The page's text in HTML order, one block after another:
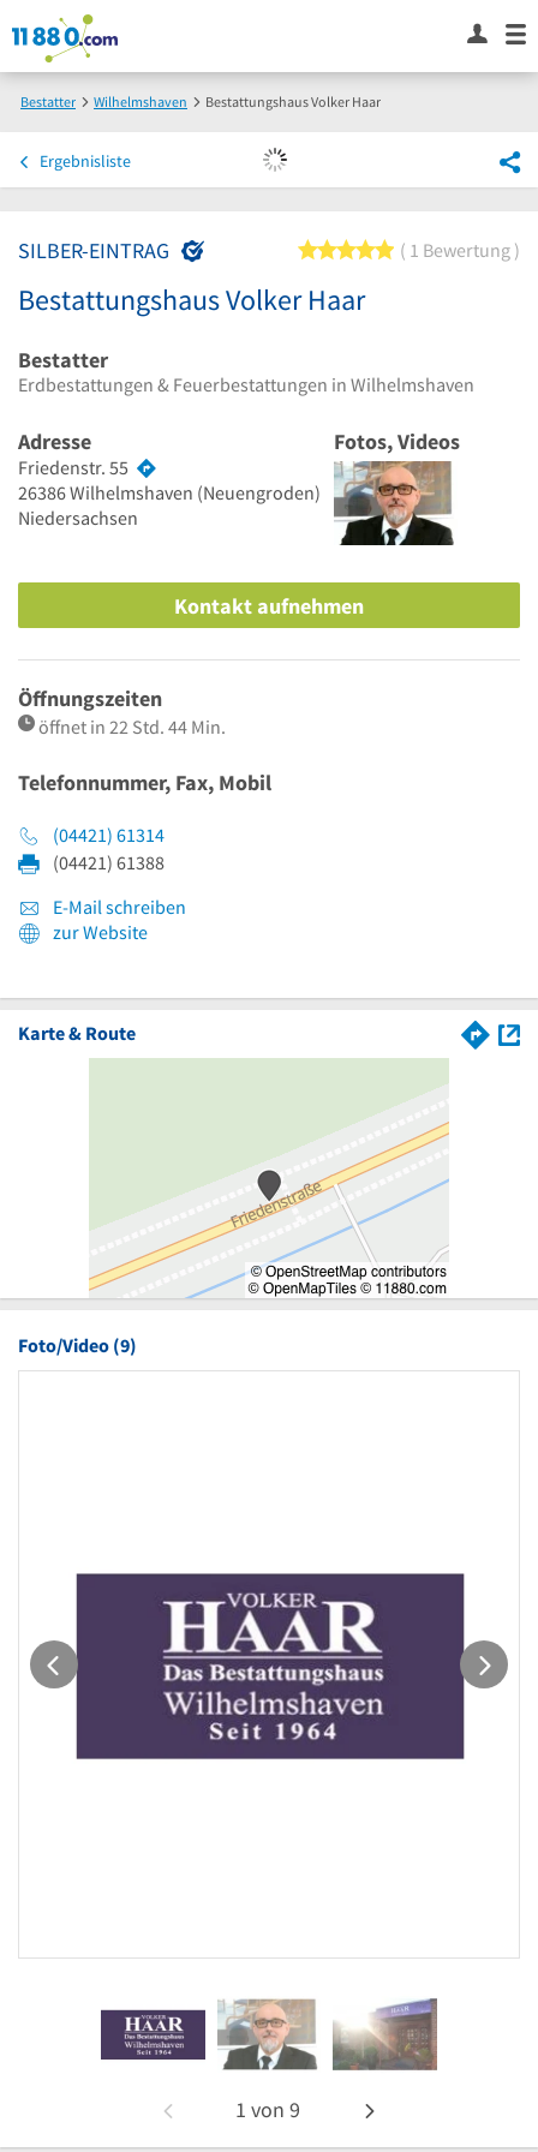
Bestatter Wilhelmshaven Bestattungshaus Volker Haar
Ergebnisliste
SILBER-EINTRAG 5 von 5 Sternen
1 Bewertung
Bestattungshaus Volker Haar
Bestatter
Erdbestattungen & Feuerbestattungen in Wilhelmshaven
Adresse
Friedenstr. 55
26386Wilhelmshaven (Neuengroden)
Niedersachsen
Fotos, Videos
Kontakt aufnehmen
Öffnungszeiten
öffnet in 22 Std. 44 Min.
Telefonnummer, Fax, Mobil
(04421) 61314
(04421) 61388
E-Mail schreiben
zur Website
Karte & Route
Foto/Video (9)
1 von 9